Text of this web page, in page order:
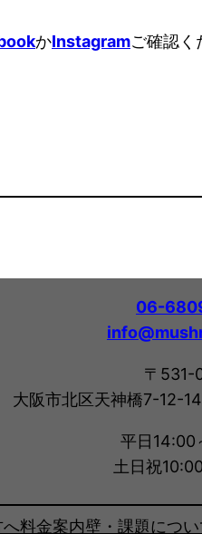
かInstagramご確認く
06-
〒531-
大阪市北区天神橋7-12-
平日14:00
土日祝
へ料金案内壁・課題につい